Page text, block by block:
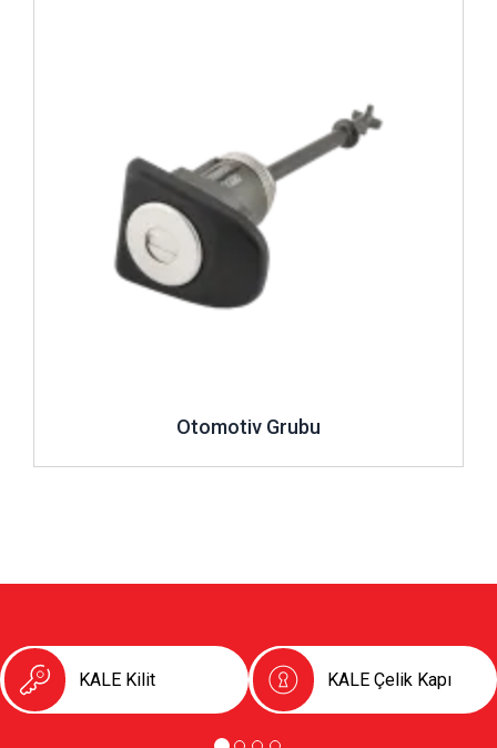
Otomotiv Grubu
KALE Kilit KALE Çelik Kapı